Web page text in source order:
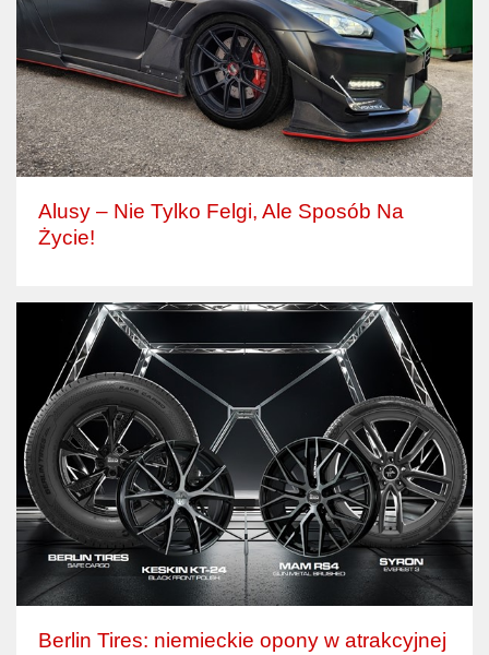
Alusy – Nie Tylko Felgi, Ale Sposób Na
Życie!
Berlin Tires: niemieckie opony w atrakcyjnej